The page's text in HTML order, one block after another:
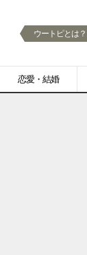
恋愛・結婚
ウートピとは？